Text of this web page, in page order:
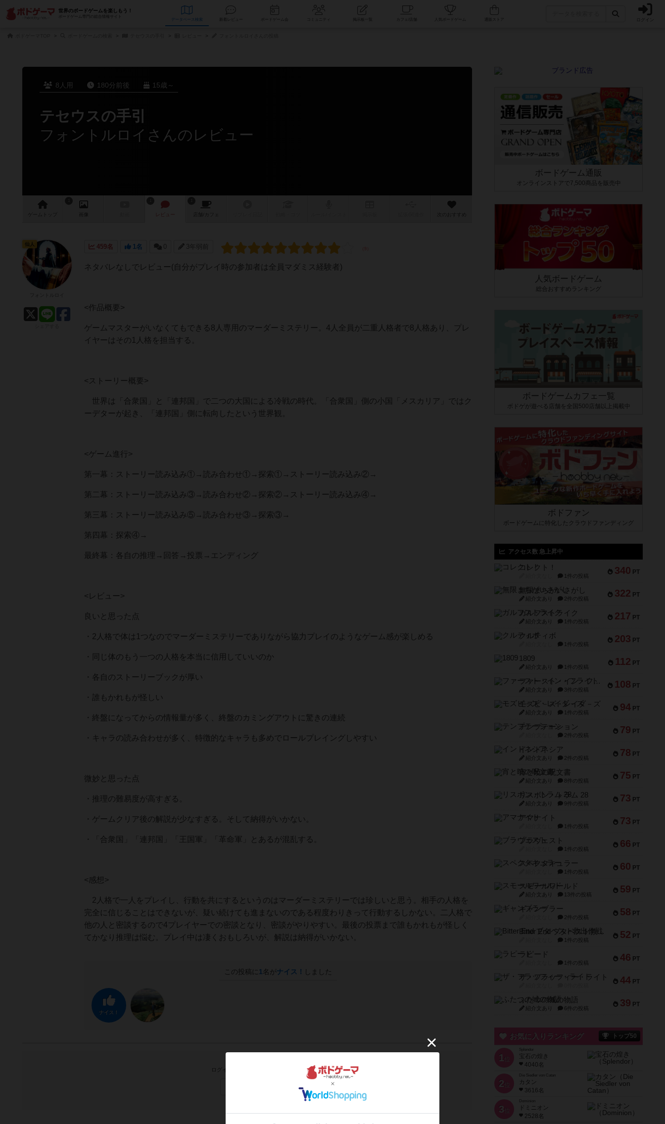
世界のボードゲームを楽しもう！
ボードゲーム専門の総合情報サイト
データベース コミュニティ 人気ボードゲーム ログイン
8人用 180分前後 15歳～
テセウスの手引
フォントルロイさんのレビュー
ゲーム 画像 レビュー 店舗/ カフェ 次のおすすめ
459名 1名 0 3年弱前
ネタバレなしでレビュー(自分がプレイ時の参加者は全員マダミス経験者)
<作品概要>
ゲームマスターがいなくてもできる8人専用のマーダーミステリー。4人全員が二重人格者で8人格あり、プレ
イヤーはその1人格を担当する。
<ストーリー概要>
世界は「合衆国」と「連邦国」で二つの大国による冷戦の時代。「合衆国」側の小国「メスカリア」ではク
ーデターが起き、「連邦国」側に転向したという世界観。
<ゲーム進行>
第一幕：ストーリー読み込み①→読み合わせ①→探索①→ストーリー読み込み②→
第二幕：ストーリー読み込み③→読み合わせ②→探索②→ストーリー読み込み④→
第三幕：ストーリー読み込み⑤→読み合わせ③→探索③→
第四幕：探索④→
最終幕：各自の推理→回答→投票→エンディング
<レビュー>
良いと思った点
・2人格で体は1つなのでマーダーミステリーでありながら協力プレイのようなゲーム感が楽しめる
・同じ体のもう一つの人格を本当に信用していいのか
・各自のストーリーブックが厚い
・誰もかれもが怪しい
・終盤になってからの情報量が多く、終盤のカミングアウトに驚きの連続
・キャラの読み合わせが多く、特徴的なキャラも多めでロールプレイングしやすい
微妙と思った点
・推理の難易度が高すぎる。
・ゲームクリア後の解説が少なすぎる。そして納得がいかない。
・「合衆国」「連邦国」「王国軍」「革命軍」とあるが混乱する。
<感想>
2人格で一人をプレイし、行動を共にするというのはマーダーミステリーでは珍しいと思う。相手の人格を
完全に信じることはできないが、疑い続けても進まないのである程度わりきって行動するしかない。二人格で
他の人と密談するので4プレイヤーでの密談となり、密談がやりやすい。最後の投票まで誰もかれもが怪しく
てかなり推理は悩む。プレイ中は凄くおもしろいが、解説は納得がいかない。
この投稿に 1 名がナイス！ しました
ナイス！
仙人
ログイン/会員登録でコメント
ボードゲーム通販
オンラインストアで7,500商品を販売中
人気ボードゲーム
総合おすすめランキング
ボードゲームカフェ一覧
ボドゲが遊べる店舗を全国500店舗以上掲載中
ボドファン
ボードゲームに特化したクラウドファンディング
アクセス数 急上昇中
340 PT
コレクト！
1件の投稿
322 PT
無限まちがいさがし
紹介文あり 2件の投稿
217 PT
ガルフストライク
紹介文あり 1件の投稿
203 PT
クルティボ
1件の投稿
112 PT
1809
紹介文あり 1件の投稿
108 PT
ファースト・イン・フライト
紹介文あり 3件の投稿
94 PT
モズビ－ズ・レイダ－ズ
紹介文あり 1件の投稿
79 PT
テンプテーション
2件の投稿
78 PT
インドネシア
紹介文あり 2件の投稿
75 PT
宵と暁の呪文書
紹介文あり 8件の投稿
73 PT
リスボン・トラム 28
紹介文あり 9件の投稿
73 PT
アマナイト
1件の投稿
66 PT
ブラヴェスト
1件の投稿
60 PT
スペクタキュラー
1件の投稿
59 PT
スモールワールド
紹介文あり 13件の投稿
58 PT
ギャンブラー
2件の投稿
52 PT
Bitter End ブタペスト救出作戦
1件の投稿
46 PT
ラピード
1件の投稿
44 PT
ザ・フラッフィー・ライト
39 PT
ふたつの城の物語
紹介文あり 6件の投稿
お気に入りランキング トップ50
1 位
宝石の煌き
4040名
2 位
Die Siedler von Catan
カタン
3616名
3 位
ドミニオン
2528名